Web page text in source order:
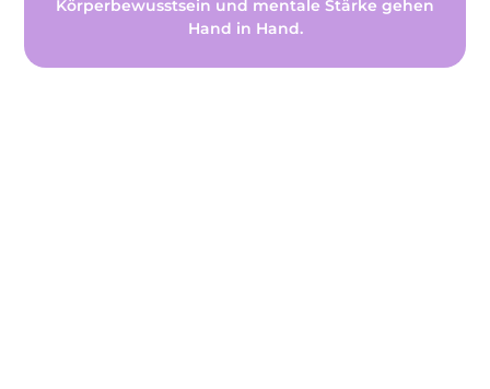
Körperbewusstsein und mentale Stärke gehen
Hand in Hand.